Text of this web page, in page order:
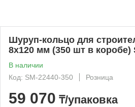
Шуруп-кольцо для
8х120 мм (350 шт в коробе)
В наличии
Код: SM-22440-350
Розница
59 070 ₸/упаковка